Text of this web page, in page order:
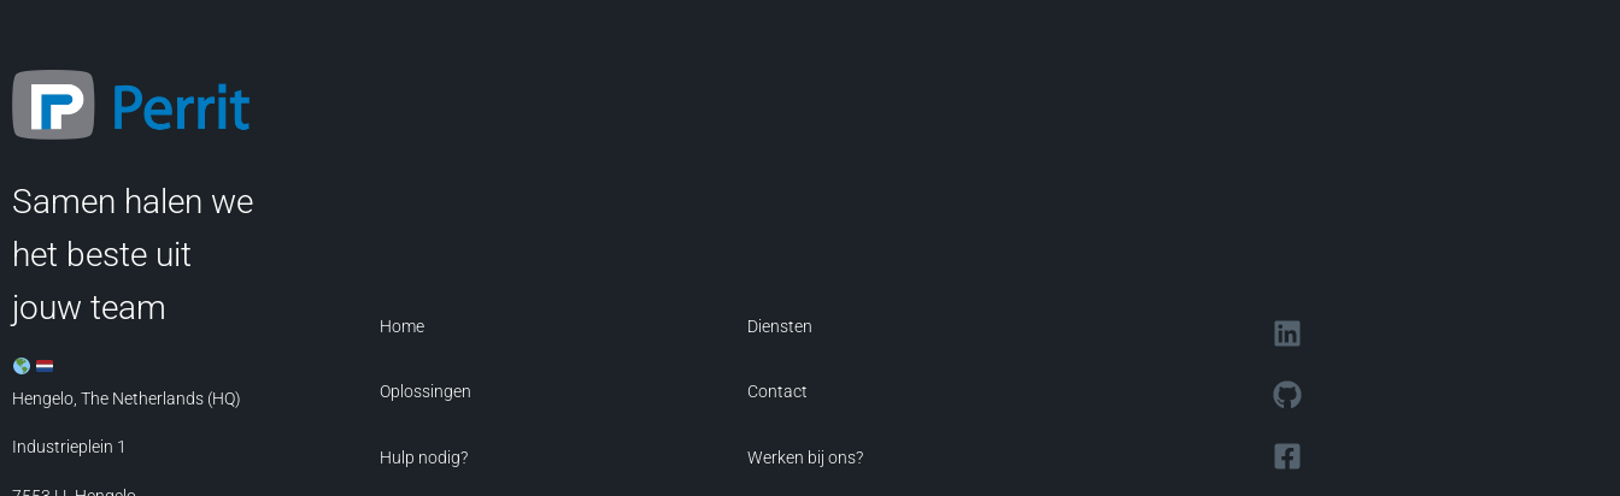
Samen halen we
het beste uit
jouw team
Hengelo, The Netherlands (HQ)
Industrieplein 1
Home
Oplossingen
Hulp nodig?
Diensten
Contact
Werken bij ons?